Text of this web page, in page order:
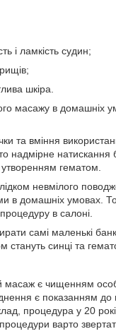
і ламкість судин;
шкіра.
масажу в домашніх
та вміння
надмірне натискання
гематом.
невмілого
в домашніх умовах.
в салоні.
самі маленькі
стануть синці та
масаж є чищенням
є показанням до
процедура у 20
варто